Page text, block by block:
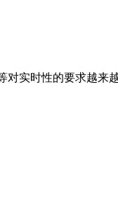
实时性的要求越来